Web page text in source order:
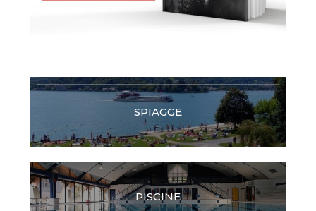
SPIAGGE
PISCINE